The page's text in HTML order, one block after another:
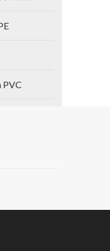
PVC